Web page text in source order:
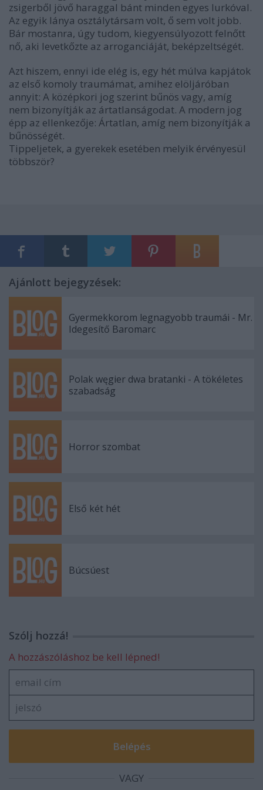
zsigerből jövő haraggal bánt minden egyes lurkóval.
Az egyik lánya osztálytársam volt, ő sem volt jobb.
Bár mostanra, úgy tudom, kiegyensúlyozott felnőtt
nő, aki levetkőzte az arroganciáját, beképzeltségét.
Azt hiszem, ennyi ide elég is, egy hét múlva kapjátok
az első komoly traumámat, amihez elöljáróban
annyit: A középkori jog szerint bűnös vagy, amíg
nem bizonyítják az ártatlanságodat. A modern jog
épp az ellenkezője: Ártatlan, amíg nem bizonyítják a
bűnösségét.
Tippeljetek, a gyerekek esetében melyik érvényesül
többször?
Ajánlott bejegyzések:
Gyermekkorom legnagyobb traumái - Mr.
Idegesítő Baromarc
Polak węgier dwa bratanki - A tökéletes
szabadság
Horror szombat
Első két hét
Búcsúest
Szólj hozzá!
A hozzászóláshoz be kell lépned!
VAGY